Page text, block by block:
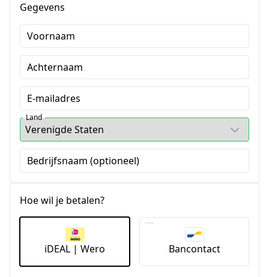
Gegevens
Voornaam
Achternaam
E-mailadres
Land
Bedrijfsnaam (optioneel)
Hoe wil je betalen?
iDEAL | Wero Bancontact